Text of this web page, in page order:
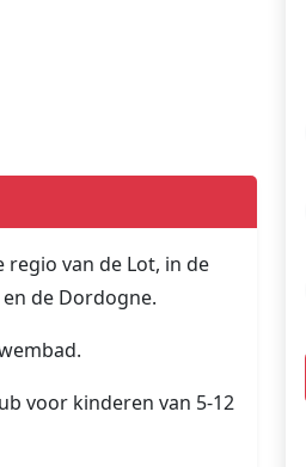
regio van de Lot, in de
de Dordogne.
voor kinderen van 5-12